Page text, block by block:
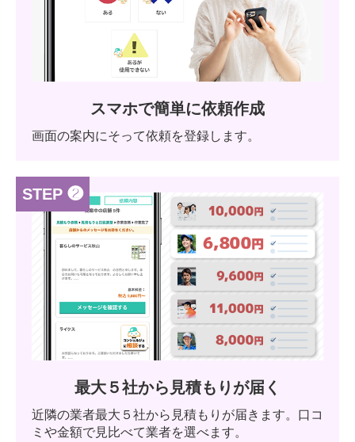
スマホで簡単に依頼作成
画面の案内にそって依頼を登録します。
STEP ❷
最大５社から見積もりが届く
近隣の業者最大５社から見積もりが届きます。口コ
ミや金額で見比べて業者を選べます。